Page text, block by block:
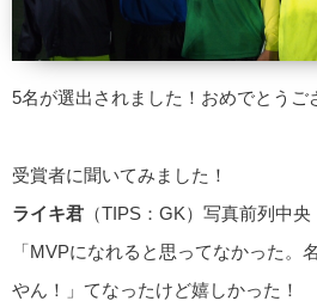
5名が選出されました！おめでとうご
受賞者に聞いてみました！
ライキ君 （TIPS：GK）写真前列中央
「MVPになれると思ってなかった。
やん！」てなったけど嬉しかった！